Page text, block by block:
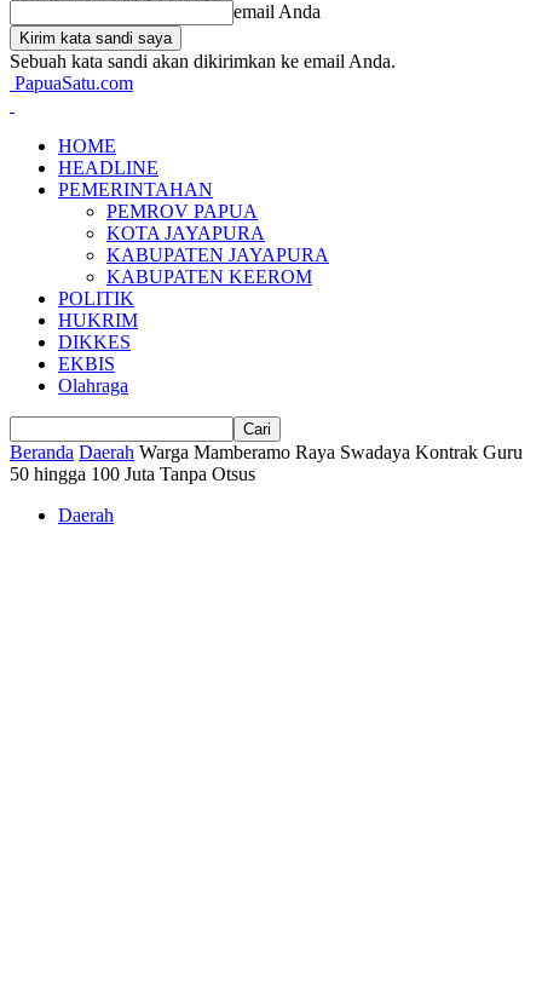
email Anda
Sebuah kata sandi akan dikirimkan ke email Anda.
PapuaSatu.com
HOME
HEADLINE
PEMERINTAHAN
PEMROV PAPUA
KOTA JAYAPURA
KABUPATEN JAYAPURA
KABUPATEN KEEROM
POLITIK
HUKRIM
DIKKES
EKBIS
Olahraga
Beranda Daerah Warga Mamberamo Raya Swadaya Kontrak Guru
50 hingga 100 Juta Tanpa Otsus
Daerah